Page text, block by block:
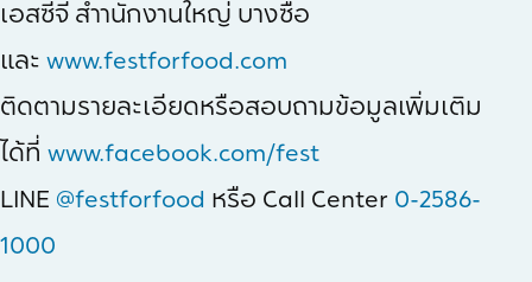
เอสซีจี สำานักงานใหญ่ บางซื่อ
และ www.festforfood.com
ติดตามรายละเอียดหรือสอบถามข้อมูลเพิ่มเติม
ได้ที่ www.facebook.com/fest
LINE @festforfood หรือ Call Center 0-2586-
1000